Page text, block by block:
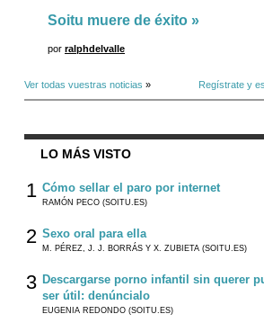
Soitu muere de éxito »
por ralphdelvalle
Ver todas vuestras noticias » Regístrate y
LO MÁS VISTO
1 Cómo sellar el paro por internet
RAMÓN PECO (SOITU.ES)
2 Sexo oral para ella
M. PÉREZ, J. J. BORRÁS Y X. ZUBIETA (SOITU.ES)
3 Descargarse porno infantil sin querer
ser útil: denúncialo
EUGENIA REDONDO (SOITU.ES)